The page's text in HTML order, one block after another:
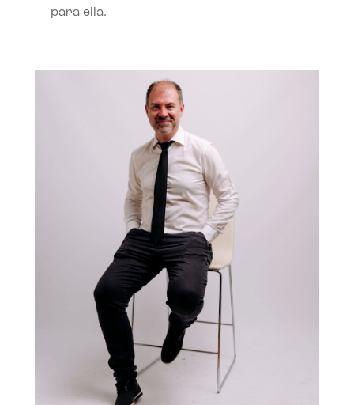
para ella.